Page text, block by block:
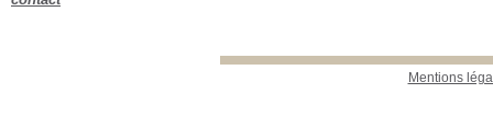
Mentions